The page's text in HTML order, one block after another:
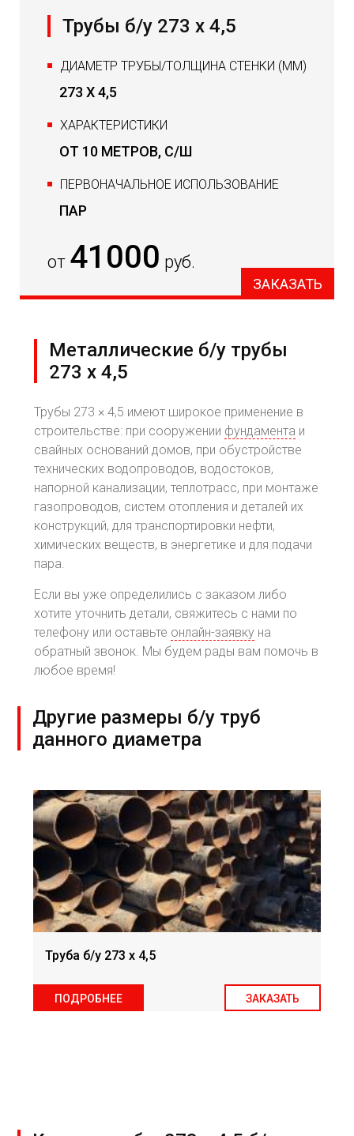
Трубы б/у 273 х 4,5
ДИАМЕТР ТРУБЫ/ТОЛЩИНА СТЕНКИ (ММ)
273 Х 4,5
ХАРАКТЕРИСТИКИ
ОТ 10 МЕТРОВ, С/Ш
ПЕРВОНАЧАЛЬНОЕ ИСПОЛЬЗОВАНИЕ
ПАР
от 41000 руб.
ЗАКАЗАТЬ
Металлические б/у трубы
273 х 4,5
Трубы 273 × 4,5 имеют широкое применение в
строительстве: при сооружении фундамента и
свайных оснований домов, при обустройстве
технических водопроводов, водостоков,
напорной канализации, теплотрасс, при монтаже
газопроводов, систем отопления и деталей их
конструкций, для транспортировки нефти,
химических веществ, в энергетике и для подачи
пара.
Если вы уже определились с заказом либо
хотите уточнить детали, свяжитесь с нами по
телефону или оставьте онлайн-заявкуна
обратный звонок. Мы будем рады вам помочь в
любое время!
Другие размеры б/у труб
данного диаметра
Труба б/у 273 х 4,5
ПОДРОБНЕЕ ЗАКАЗАТЬ